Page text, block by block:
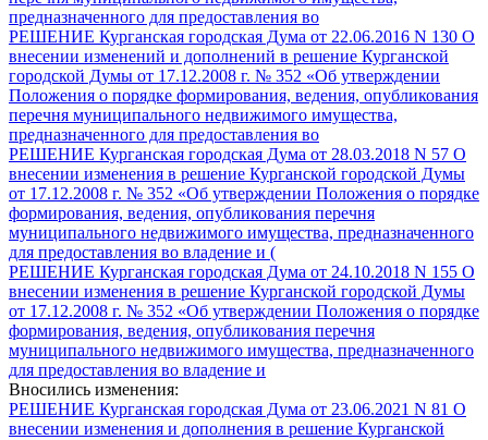
предназначенного для предоставления во
РЕШЕНИЕ Курганская городская Дума от 22.06.2016 N 130 О
внесении изменений и дополнений в решение Курганской
городской Думы от 17.12.2008 г. № 352 «Об утверждении
Положения о порядке формирования, ведения, опубликования
перечня муниципального недвижимого имущества,
предназначенного для предоставления во
РЕШЕНИЕ Курганская городская Дума от 28.03.2018 N 57 О
внесении изменения в решение Курганской городской Думы
от 17.12.2008 г. № 352 «Об утверждении Положения о порядке
формирования, ведения, опубликования перечня
муниципального недвижимого имущества, предназначенного
для предоставления во владение и (
РЕШЕНИЕ Курганская городская Дума от 24.10.2018 N 155 О
внесении изменения в решение Курганской городской Думы
от 17.12.2008 г. № 352 «Об утверждении Положения о порядке
формирования, ведения, опубликования перечня
муниципального недвижимого имущества, предназначенного
для предоставления во владение и
Вносились изменения:
РЕШЕНИЕ Курганская городская Дума от 23.06.2021 N 81 О
внесении изменения и дополнения в решение Курганской